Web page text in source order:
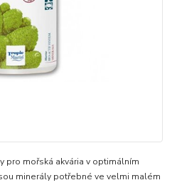
pro mořská akvária v optimálním
minerály potřebné ve velmi malém